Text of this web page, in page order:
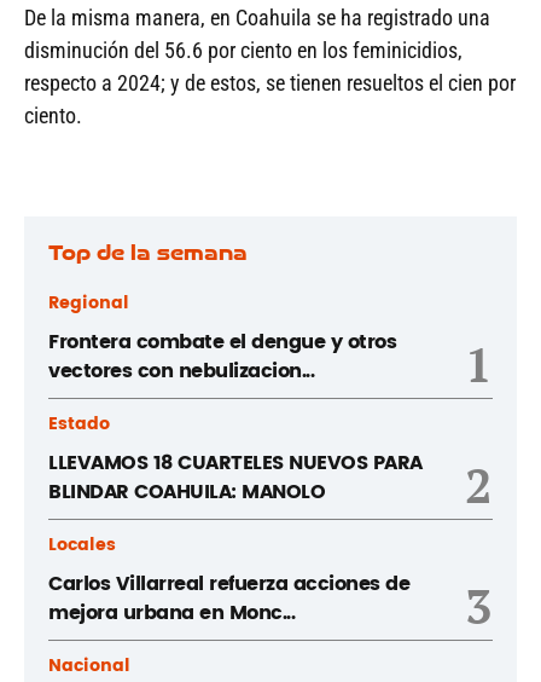
De la misma manera, en Coahuila se ha registrado una
disminución del 56.6 por ciento en los feminicidios,
respecto a 2024; y de estos, se tienen resueltos el cien por
ciento.
Top de la semana
Regional
Frontera combate el dengue y otros
vectores con nebulizacion...
1
Estado
LLEVAMOS 18 CUARTELES NUEVOS PARA
BLINDAR COAHUILA: MANOLO
2
Locales
Carlos Villarreal refuerza acciones de
mejora urbana en Monc...
3
Nacional